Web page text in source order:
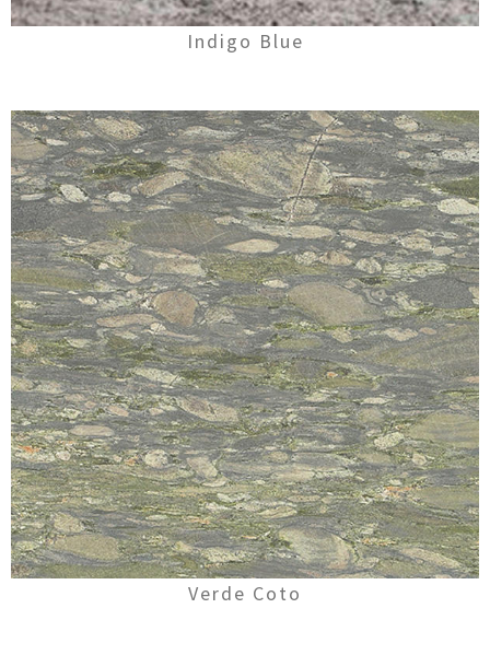
Indigo Blue
Verde Coto